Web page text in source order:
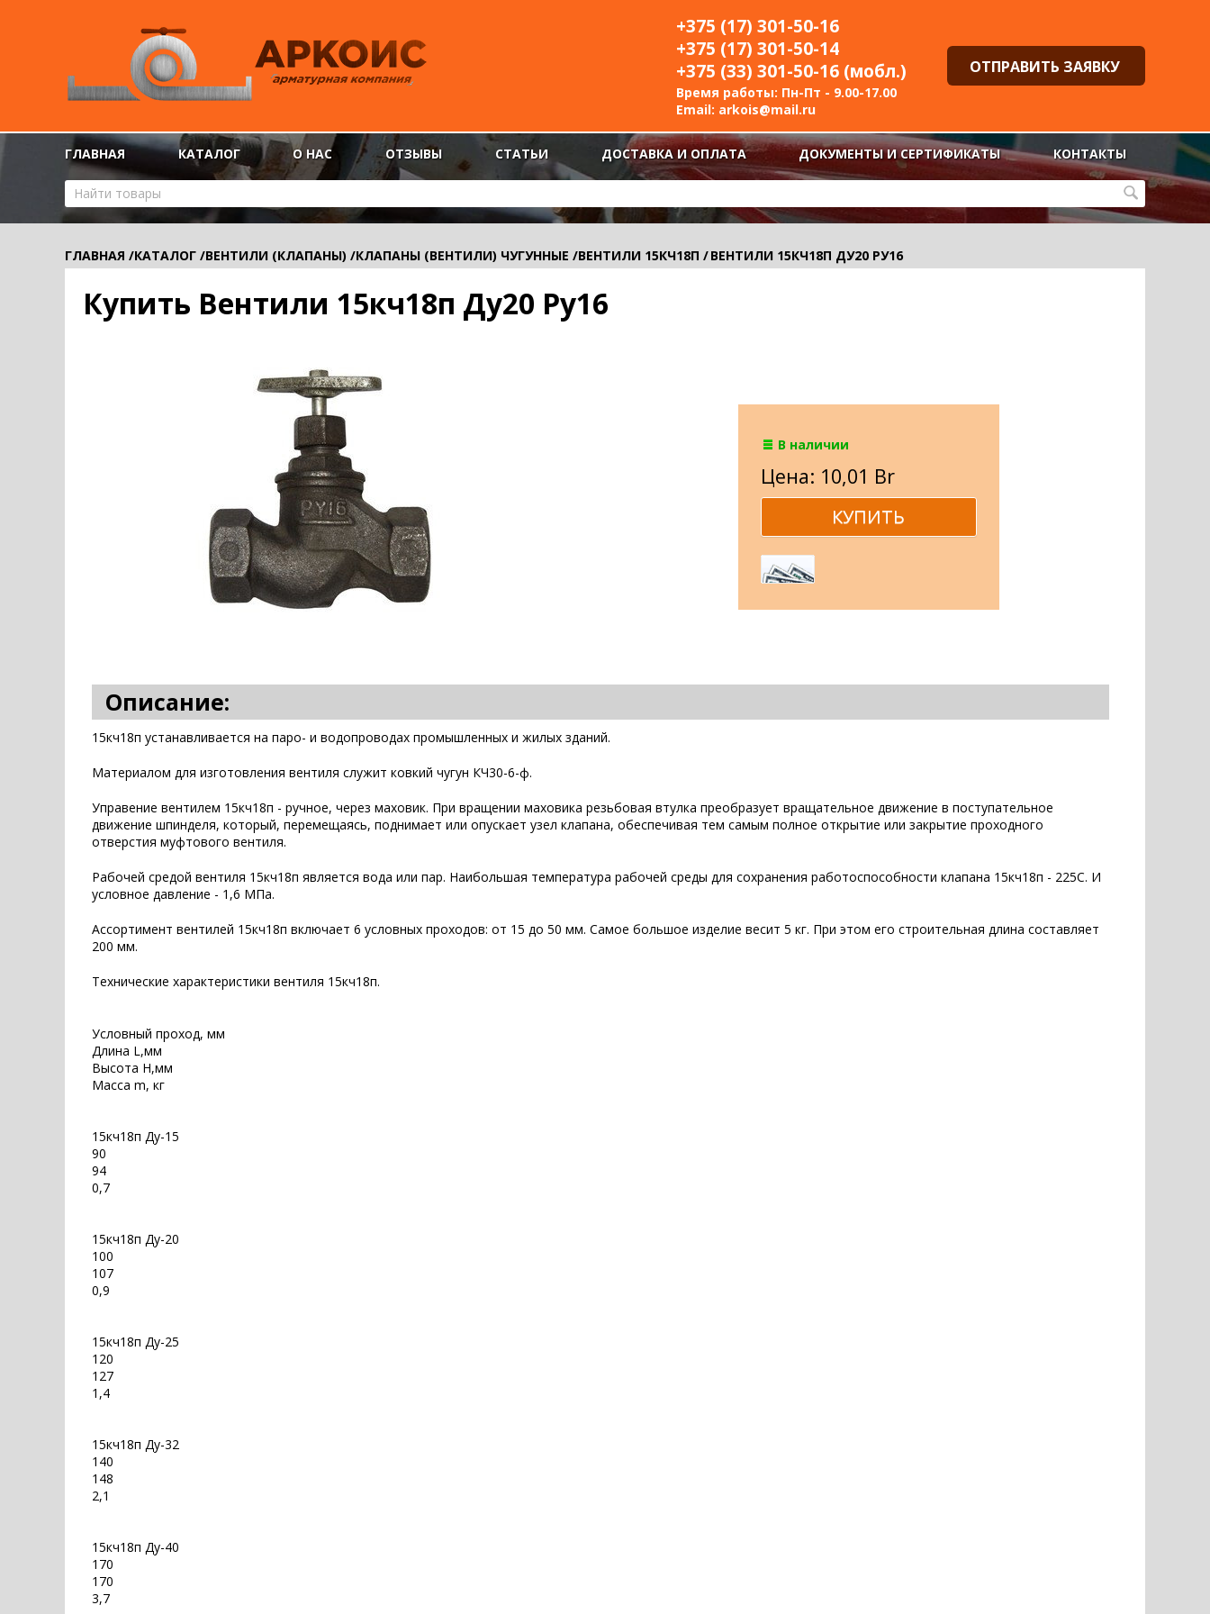
+375 (17) 301-50-16
+375 (17) 301-50-14
+375 (33) 301-50-16 (мобл.)
Время работы: Пн-Пт - 9.00-17.00
Email: arkois@mail.ru
ОТПРАВИТЬ ЗАЯВКУ
ГЛАВНАЯ КАТАЛОГ О НАС ОТЗЫВЫ СТАТЬИ ДОСТАВКА И ОПЛАТА ДОКУМЕНТЫ И СЕРТИФИКАТЫ КОНТАКТЫ
ГЛАВНАЯ /КАТАЛОГ /ВЕНТИЛИ (КЛАПАНЫ) /КЛАПАНЫ (ВЕНТИЛИ) ЧУГУННЫЕ /ВЕНТИЛИ 15КЧ18П /ВЕНТИЛИ 15КЧ18П ДУ20 РУ16
Купить Вентили 15кч18п Ду20 Ру16
В наличии
Цена: 10,01 Br
Описание:
15кч18п устанавливается на паро- и водопроводах промышленных и жилых зданий.
Материалом для изготовления вентиля служит ковкий чугун КЧ30-6-ф.
Управение вентилем 15кч18п - ручное, через маховик. При вращении маховика резьбовая втулка преобразует вращательное движение в поступательное
движение шпинделя, который, перемещаясь, поднимает или опускает узел клапана, обеспечивая тем самым полное открытие или закрытие проходного
отверстия муфтового вентиля.
Рабочей средой вентиля 15кч18п является вода или пар. Наибольшая температура рабочей среды для сохранения работоспособности клапана 15кч18п - 225С. И
условное давление - 1,6 МПа.
Ассортимент вентилей 15кч18п включает 6 условных проходов: от 15 до 50 мм. Самое большое изделие весит 5 кг. При этом его строительная длина составляет
200 мм.
Технические характеристики вентиля 15кч18п.
Условный проход, мм
Длина L,мм
Высота H,мм
Масса m, кг
15кч18п Ду-15
90
94
0,7
15кч18п Ду-20
100
107
0,9
15кч18п Ду-25
120
127
1,4
15кч18п Ду-32
140
148
2,1
15кч18п Ду-40
170
170
3,7